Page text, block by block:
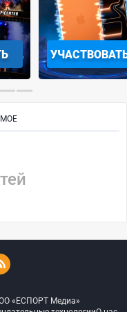
«ЕСПОРТ Медиа»